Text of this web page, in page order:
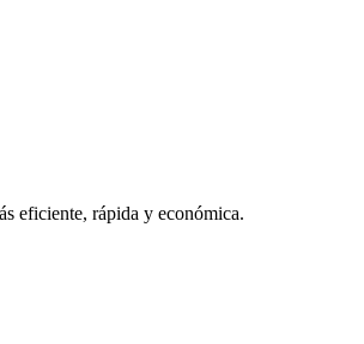
eficiente, rápida y económica.